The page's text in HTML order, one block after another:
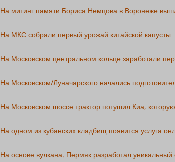
На митинг памяти Бориса Немцова в Воронеже
На МКС собрали первый урожай китайской капусты
На Московском центральном кольце заработали
На Московском/Луначарского начались
На Московском шоссе трактор потушил Киа,
На одном из кубанских кладбищ появится услуга
На основе вулкана. Пермяк разработал